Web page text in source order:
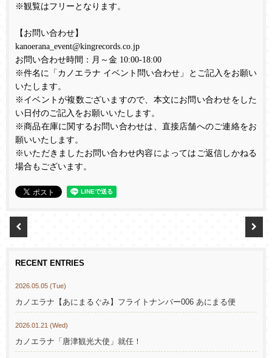
※観覧はフリーとなります。
【お問い合わせ】
kanoerana_event@kingrecords.co.jp
お問い合わせ時間：月～金 10:00-18:00
※件名に「カノエラナ イベント問い合わせ」とご記入をお願い
いたします。
※イベントが複数ございますので、本文にお問い合わせをした
い日付のご記入をお願いいたします。
※商品在庫に関するお問い合わせは、直接店舗へのご連絡をお
願いいたします。
※いただきましたお問い合わせ内容によってはご返信しかねる
場合もございます。
RECENT ENTRIES
2026.05.05 (Tue)
カノエラナ【あにまるぐみ】フライトナンバー006 あにまる便
2026.01.21 (Wed)
カノエラナ「唐津観光大使」就任！